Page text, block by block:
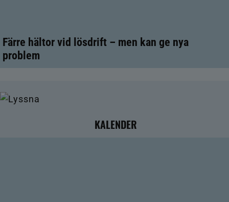
Färre hältor vid lösdrift – men kan ge nya
problem
KALENDER